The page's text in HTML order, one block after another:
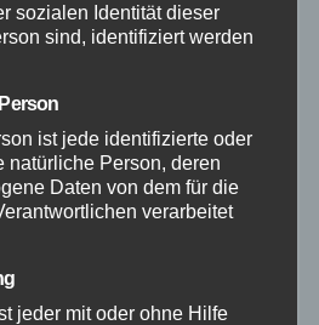
sozialen Identität dieser
sind, identifiziert werden
ist jede identifizierte oder
natürliche Person, deren
Daten von dem für die
verarbeitet
jeder mit oder ohne Hilfe